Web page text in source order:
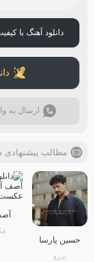
دانلود آهنگ با کیفیت
ارسال به
مطالب پیشنهادی
حسین پارسا
پررو